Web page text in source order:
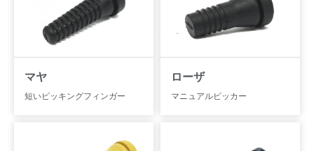
マヤ
短いピッキングフィンガー
ローザ
マニュアルピッカー